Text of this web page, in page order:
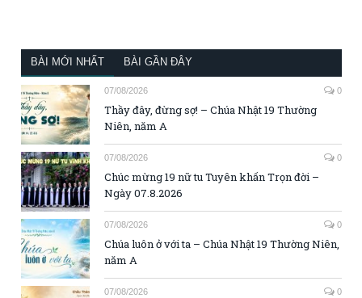
BÀI MỚI NHẤT BÀI GẦN ĐÂY
07/08/2026 0
Thầy đây, đừng sợ! – Chúa Nhật 19 Thường
Niên, năm A
07/08/2026 0
Chúc mừng 19 nữ tu Tuyên khấn Trọn đời –
Ngày 07.8.2026
07/08/2026 0
Chúa luôn ở với ta – Chúa Nhật 19 Thường Niên,
năm A
07/08/2026 0